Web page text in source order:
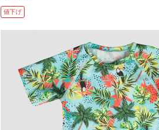
値下げ